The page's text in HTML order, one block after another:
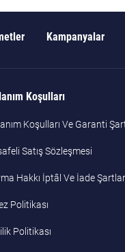
Kampanyalar
Koşulları
Koşulları Ve Garanti
Satış Sözleşmesi
Hakkı İptâl Ve İade
Politikası
Politikası